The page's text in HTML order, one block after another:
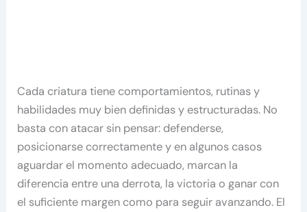
Cada criatura tiene comportamientos, rutinas y
habilidades muy bien definidas y estructuradas. No
basta con atacar sin pensar: defenderse,
posicionarse correctamente y en algunos casos
aguardar el momento adecuado, marcan la
diferencia entre una derrota, la victoria o ganar con
el suficiente margen como para seguir avanzando. El